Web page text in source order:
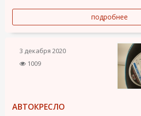
подробнее
3 декабря 2020
1009
АВТОКРЕСЛО